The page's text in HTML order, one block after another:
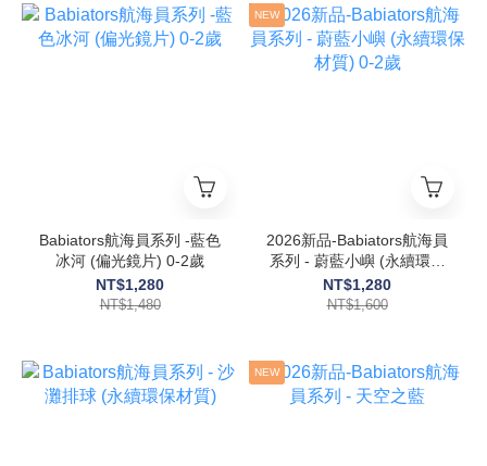
Babiators航海員系列 -藍色
冰河 (偏光鏡片) 0-2歲
NT$1,280
NT$1,480
NEW
2026新品-Babiators航海員
系列 - 蔚藍小嶼 (永續環保
材質) 0-2歲
NT$1,280
NT$1,600
NEW